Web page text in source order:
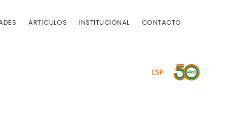
ARTíCULOS INSTITUCIONAL CONTACTO
ESP